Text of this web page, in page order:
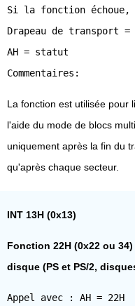
Si la fonction échoue,
Drapeau de transport
AH = statut
La fonction est utilisée pour
l'aide du mode de blocs
uniquement après la fin du
qu'après chaque secteur.
INT 13H (0x13)
Fonction 22H (0x22 ou
disque (PS et PS/2,
Appel avec : AH = 22H